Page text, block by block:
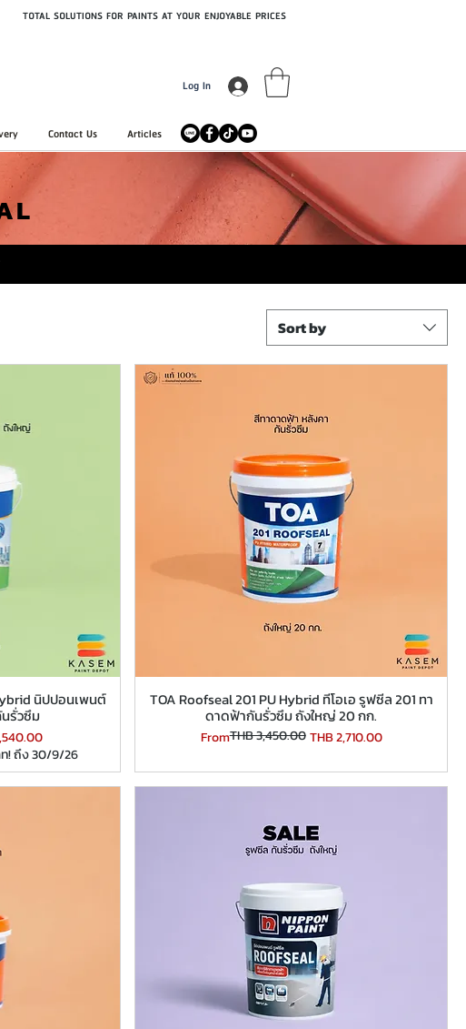
TOTAL SOLUTIONS FOR PAINTS AT YOUR ENJOYABLE PRICES
Log In
Contact Us Articles
Sort by
นิปปอนเพนต์
รั่วซึม
! ถึง 30/9/26
TOA Roofseal 201 PU Hybrid ทีโอเอ รูฟซีล 201 ทา
ดาดฟ้ากันรั่วซึม ถังใหญ่ 20 กก.
From
Regular Price
THB 3,450.00 THB 2,710.00
Sale Price